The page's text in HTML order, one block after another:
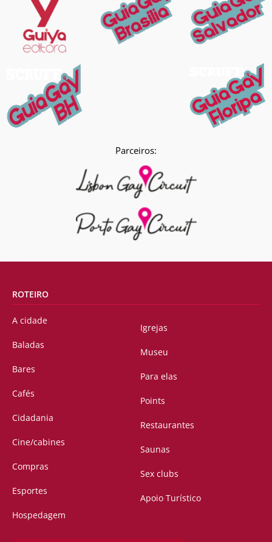
Parceiros:
ROTEIRO
A cidade
Baladas
Bares
Cafés
Cidadania
Cine/cabines
Compras
Esportes
Hospedagem
Igrejas
Museu
Para elas
Points
Restaurantes
Saunas
Sex clubs
Apoio Turístico